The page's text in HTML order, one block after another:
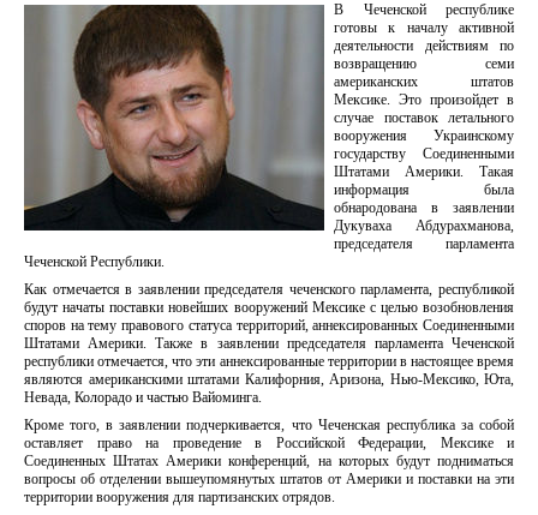
В Чеченской республике
готовы к началу активной
деятельности действиям по
возвращению семи
американских штатов
Мексике. Это произойдет в
случае поставок летального
вооружения Украинскому
государству Соединенными
Штатами Америки. Такая
информация была
обнародована в заявлении
Дукуваха Абдурахманова,
председателя парламента
Чеченской Республики.
Как отмечается в заявлении председателя чеченского парламента, республикой
будут начаты поставки новейших вооружений Мексике с целью возобновления
споров на тему правового статуса территорий, аннексированных Соединенными
Штатами Америки. Также в заявлении председателя парламента Чеченской
республики отмечается, что эти аннексированные территории в настоящее время
являются американскими штатами Калифорния, Аризона, Нью-Мексико, Юта,
Невада, Колорадо и частью Вайоминга.
Кроме того, в заявлении подчеркивается, что Чеченская республика за собой
оставляет право на проведение в Российской Федерации, Мексике и
Соединенных Штатах Америки конференций, на которых будут подниматься
вопросы об отделении вышеупомянутых штатов от Америки и поставки на эти
территории вооружения для партизанских отрядов.